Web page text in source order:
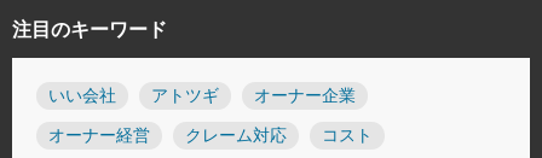
注目のキーワード
いい会社 アトツギ オーナー企業
オーナー経営 クレーム対応 コスト